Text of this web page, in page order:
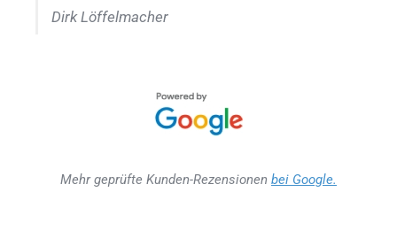
Dirk Löffelmacher
Mehr geprüfte Kunden-Rezensionen bei Google.